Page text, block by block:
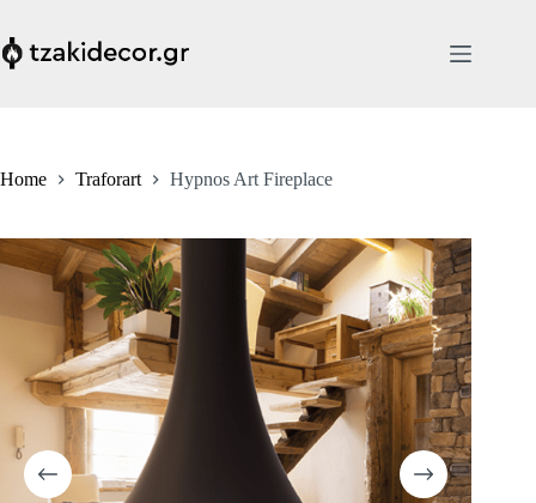
content
Home Traforart Hypnos Art Fireplace